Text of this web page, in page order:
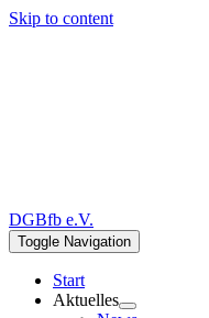
Skip to content
DGBfb e.V.
Toggle Navigation
Start
Aktuelles